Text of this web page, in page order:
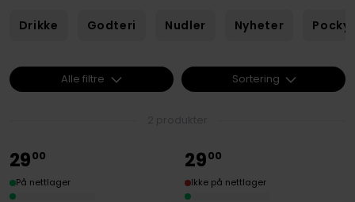
Drikke Godteri Nudler Nyheter Pocky
2900
På nettlager
2900
Ikke på nettlager
Alle filtre Sortering